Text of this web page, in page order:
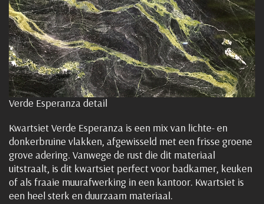
Verde Esperanza detail
Kwartsiet Verde Esperanza is een mix van lichte- en
donkerbruine vlakken, afgewisseld met een frisse groene
grove adering. Vanwege de rust die dit materiaal
uitstraalt, is dit kwartsiet perfect voor badkamer, keuken
of als fraaie muurafwerking in een kantoor. Kwartsiet is
een heel sterk en duurzaam materiaal.